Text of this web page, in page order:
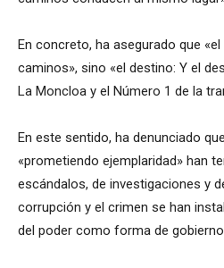
En concreto, ha asegurado que
caminos», sino «el destino: Y el
La Moncloa y el Número 1 de la
En este sentido, ha denunciado
«prometiendo ejemplaridad» han
escándalos, de investigaciones y
corrupción y el crimen se han
del poder como forma de